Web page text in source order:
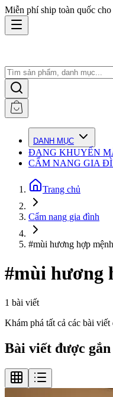
Miễn phí ship toàn quốc
DANH MỤC
ĐANG KHUYẾN
CẨM NANG GIA
Trang chủ
Cẩm nang gia đình
#mùi hương hợp mệnh
#mùi hương
1 bài viết
Khám phá tất cả các bài
Bài viết được gắn